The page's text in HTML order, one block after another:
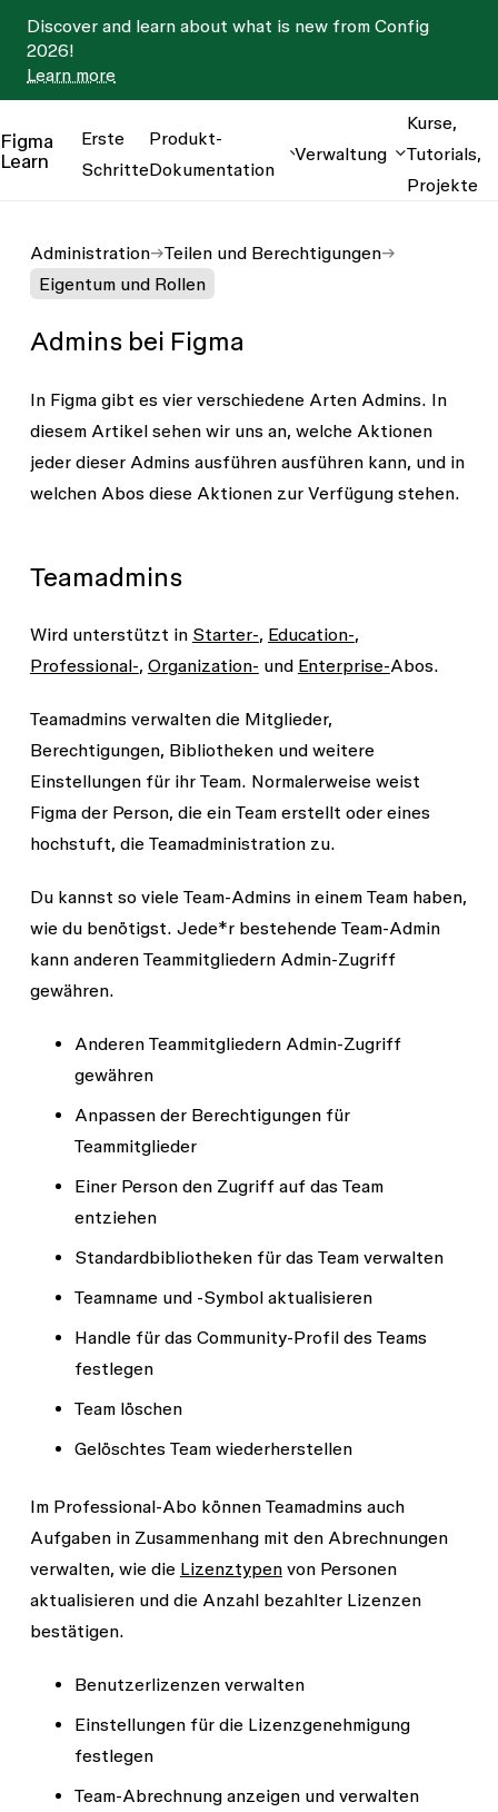
Discover and learn about what is new from Config
2026!
Learn more
Figma
Learn
Erste
Schritte
Produkt-
Dokumentation
Verwaltung
Kurse,
Tutorials,
Projekte
Administration
Teilen und Berechtigungen
Eigentum und Rollen
Admins bei Figma
In Figma gibt es vier verschiedene Arten Admins. In
diesem Artikel sehen wir uns an, welche Aktionen
jeder dieser Admins ausführen ausführen kann, und in
welchen Abos diese Aktionen zur Verfügung stehen.
Teamadmins
Wird unterstützt in Starter-, Education-,
Professional-, Organization- und Enterprise-Abos.
Teamadmins verwalten die Mitglieder,
Berechtigungen, Bibliotheken und weitere
Einstellungen für ihr Team. Normalerweise weist
Figma der Person, die ein Team erstellt oder eines
hochstuft, die Teamadministration zu.
Du kannst so viele Team-Admins in einem Team haben,
wie du benötigst. Jede*r bestehende Team-Admin
kann anderen Teammitgliedern Admin-Zugriff
gewähren.
Anderen Teammitgliedern Admin-Zugriff
gewähren
Anpassen der Berechtigungen für
Teammitglieder
Einer Person den Zugriff auf das Team
entziehen
Standardbibliotheken für das Team verwalten
Teamname und -Symbol aktualisieren
Handle für das Community-Profil des Teams
festlegen
Team löschen
Gelöschtes Team wiederherstellen
Im Professional-Abo können Teamadmins auch
Aufgaben in Zusammenhang mit den Abrechnungen
verwalten, wie die Lizenztypenvon Personen
aktualisieren und die Anzahl bezahlter Lizenzen
bestätigen.
Benutzerlizenzen verwalten
Einstellungen für die Lizenzgenehmigung
festlegen
Team-Abrechnung anzeigen und verwalten